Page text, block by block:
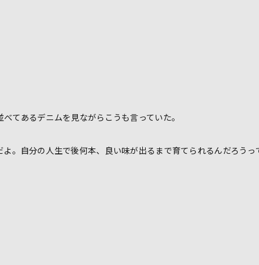
てあるデニムを見ながらこうも言っていた。
よ。自分の人生で後何本、良い味が出るまで育てられるんだろうっ